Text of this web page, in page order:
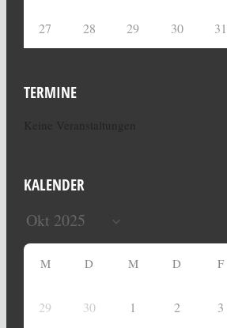
27 28 29 30 31
TERMINE
KALENDER
M D M D F
29 30 1 2 3